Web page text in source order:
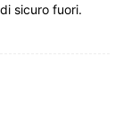
sicuro fuori.